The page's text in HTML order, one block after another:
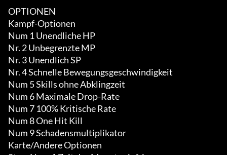
OPTIONEN
Kampf-Optionen
Num 1 Unendliche HP
Nr. 2 Unbegrenzte MP
Nr. 3 Unendlich SP
Nr. 4 Schnelle Bewegungsgeschwindigkeit
Num 5 Skills ohne Abklingzeit
Num 6 Maximale Drop-Rate
Num 7 100% Kritische Rate
Num 8 One Hit Kill
Num 9 Schadensmultiplikator
Karte/Andere Optionen